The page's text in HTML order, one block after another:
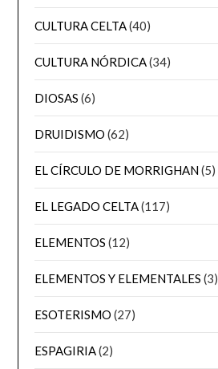
CULTURA CELTA(40)
CULTURA NÓRDICA(34)
DIOSAS (6)
DRUIDISMO (62)
EL CÍRCULO DE MORRIGHAN(5)
EL LEGADO CELTA(117)
ELEMENTOS (12)
ELEMENTOS Y ELEMENTALES (3)
ESOTERISMO (27)
ESPAGIRIA(2)